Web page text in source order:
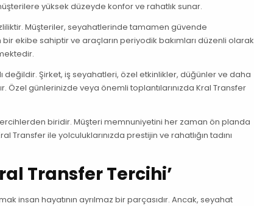
yüksek düzeyde konfor ve rahatlık sunar.
Müşteriler, seyahatlerinde tamamen güvende
ekibe sahiptir ve araçların periyodik bakımları düzenli olarak
değildir. Şirket, iş seyahatleri, özel etkinlikler, düğünler ve daha
günlerinizde veya önemli toplantılarınızda Kral Transfer
biridir. Müşteri memnuniyetini her zaman ön planda
ile yolculuklarınızda prestijin ve rahatlığın tadını
Transfer Tercihi’
insan hayatının ayrılmaz bir parçasıdır. Ancak, seyahat